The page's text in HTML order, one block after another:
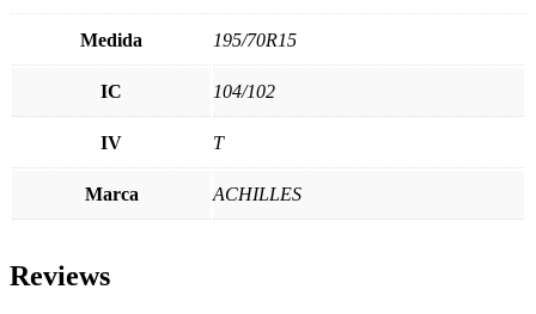
Medida 195/70R15
IC 104/102
IV T
Marca ACHILLES
Reviews